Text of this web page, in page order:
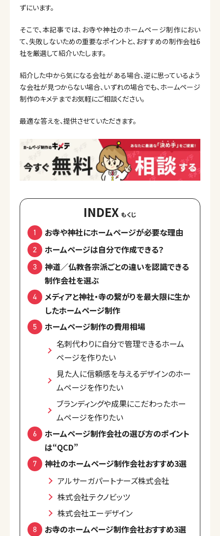
ずにいます。
そこで、本記事では、お寺や神社のホームページ制作におい
て、失敗しないための重要なポイントと、おすすめの制作会社6
社を厳選して紹介いたします。
紹介した中から気になる会社がある場合、逆に思っているよう
な会社が見つからない場合、いずれの場合でも、ホームページ
制作のキメテまでお気軽にご相談ください。
最適な答えを、提供させていただきます。
INDEX
お寺や神社にホームページが必要な理由
ホームページは自分で作成できる？
神道／仏教各宗派ごとの違いを認識できる
制作会社を選ぶ
メディアと神社・寺の繋がりを最大限に生か
したホームページ制作
ホームページ制作の費用相場
名刺代わりに自分で管理できるホーム
ページを作りたい
見た人に信頼感を与えるデザインのホー
ムページを作りたい
ブランディングや成果にこだわったホー
ムページを作りたい
ホームページ制作会社の選び方のポイント
は“QCD”
神社のホームページ制作会社おすすめ3選
アルサーガパートナーズ株式会社
株式会社テクノビッツ
株式会社エーデザイン
お寺のホームページ制作会社おすすめ3選